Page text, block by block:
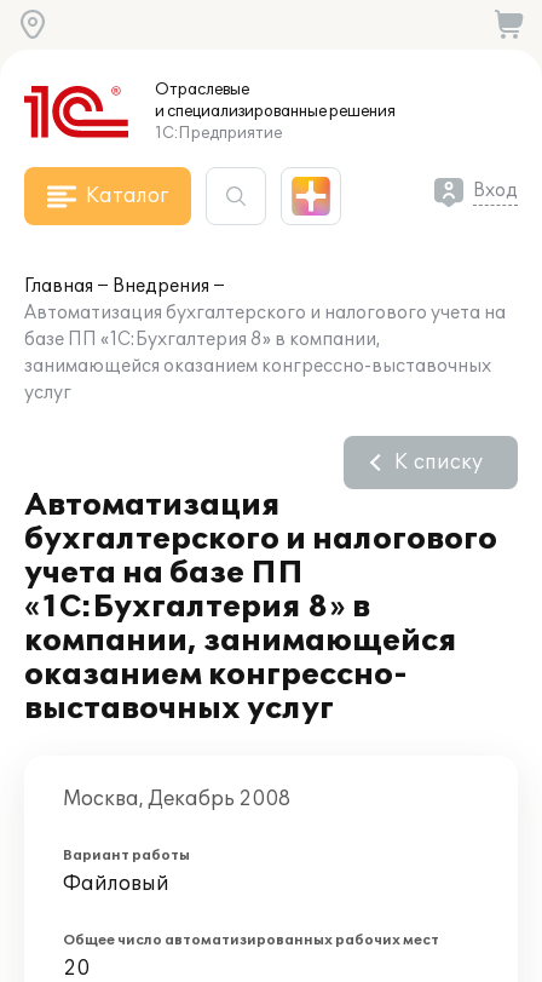
Отраслевые
и специализированныерешения
1С:Предприятие
Каталог Вход
Главная
Внедрения
Автоматизация бухгалтерского и налогового учета на
базе ПП «1С:Бухгалтерия 8» в компании,
занимающейся оказанием конгрессно-выставочных
услуг
Автоматизация
бухгалтерского и налогового
учета на базе ПП
«1С:Бухгалтерия 8» в
компании, занимающейся
оказанием конгрессно-
выставочных услуг
К списку
Москва, Декабрь 2008
Вариант работы
Файловый
Общее число автоматизированных рабочих мест
20